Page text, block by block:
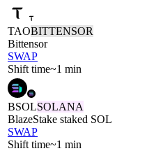
TAOBITTENSOR
Bittensor
SWAP
Shift time~1 min
BSOLSOLANA
BlazeStake staked SOL
SWAP
Shift time~1 min